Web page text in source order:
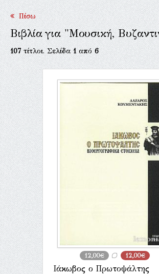
Πίσω
Βιβλία για "Μουσική,
107τίτλοι. Σελίδα1από6
12,00€ 12,00€
Ιάκωβος ο Πρωτοψάλτης